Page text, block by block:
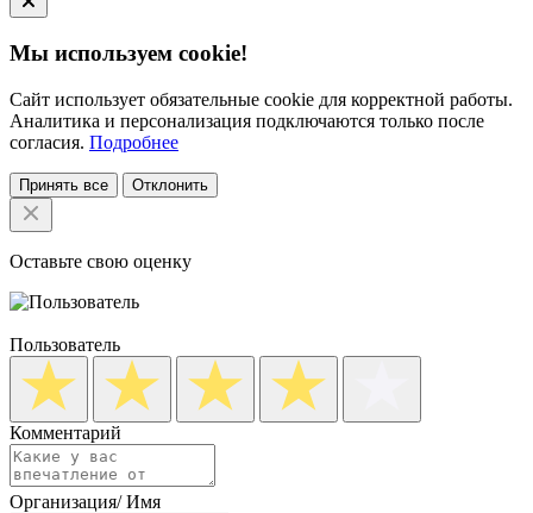
Мы используем cookie!
Сайт использует обязательные cookie для корректной работы.
Аналитика и персонализация подключаются только после
согласия. Подробнее
Принять все Отклонить
Оставьте свою оценку
Пользователь
Комментарий
Организация/ Имя